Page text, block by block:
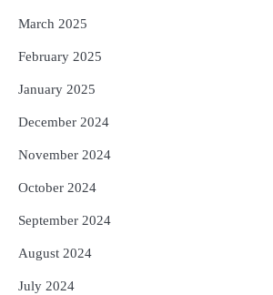
March 2025
February 2025
January 2025
December 2024
November 2024
October 2024
September 2024
August 2024
July 2024